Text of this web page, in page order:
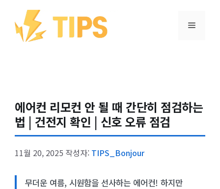
건너뛰기
메뉴
에어컨 리모컨 안 될 때 간단히 점검하는
법 | 건전지 확인 | 신호 오류 점검
11월 20, 2025 작성자: TIPS_Bonjour
무더운 여름, 시원함을 선사하는 에어컨! 하지만